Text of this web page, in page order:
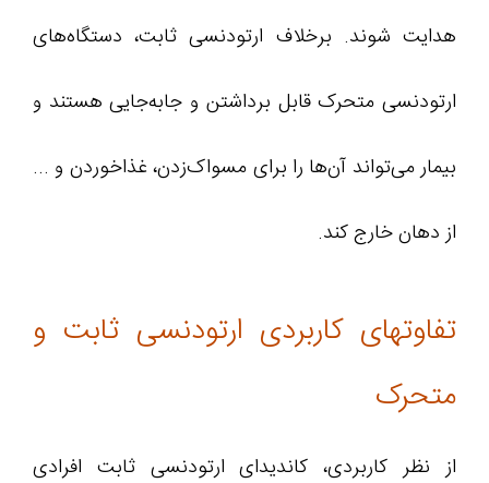
هدایت شوند. برخلاف ارتودنسی ثابت، دستگاه‌های
ارتودنسی متحرک قابل برداشتن و جابه‌جایی هستند و
بیمار می‌تواند آن‌ها را برای مسواک‌زدن، غذاخوردن و ...
از دهان خارج کند.
تفاوتهای کاربردی ارتودنسی ثابت و
متحرک
از نظر کاربردی، کاندیدای ارتودنسی ثابت افرادی